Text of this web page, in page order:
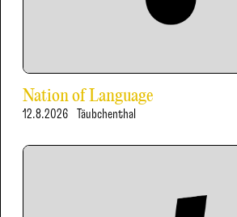
Nation of Language
12.8.2026 Täubchenthal